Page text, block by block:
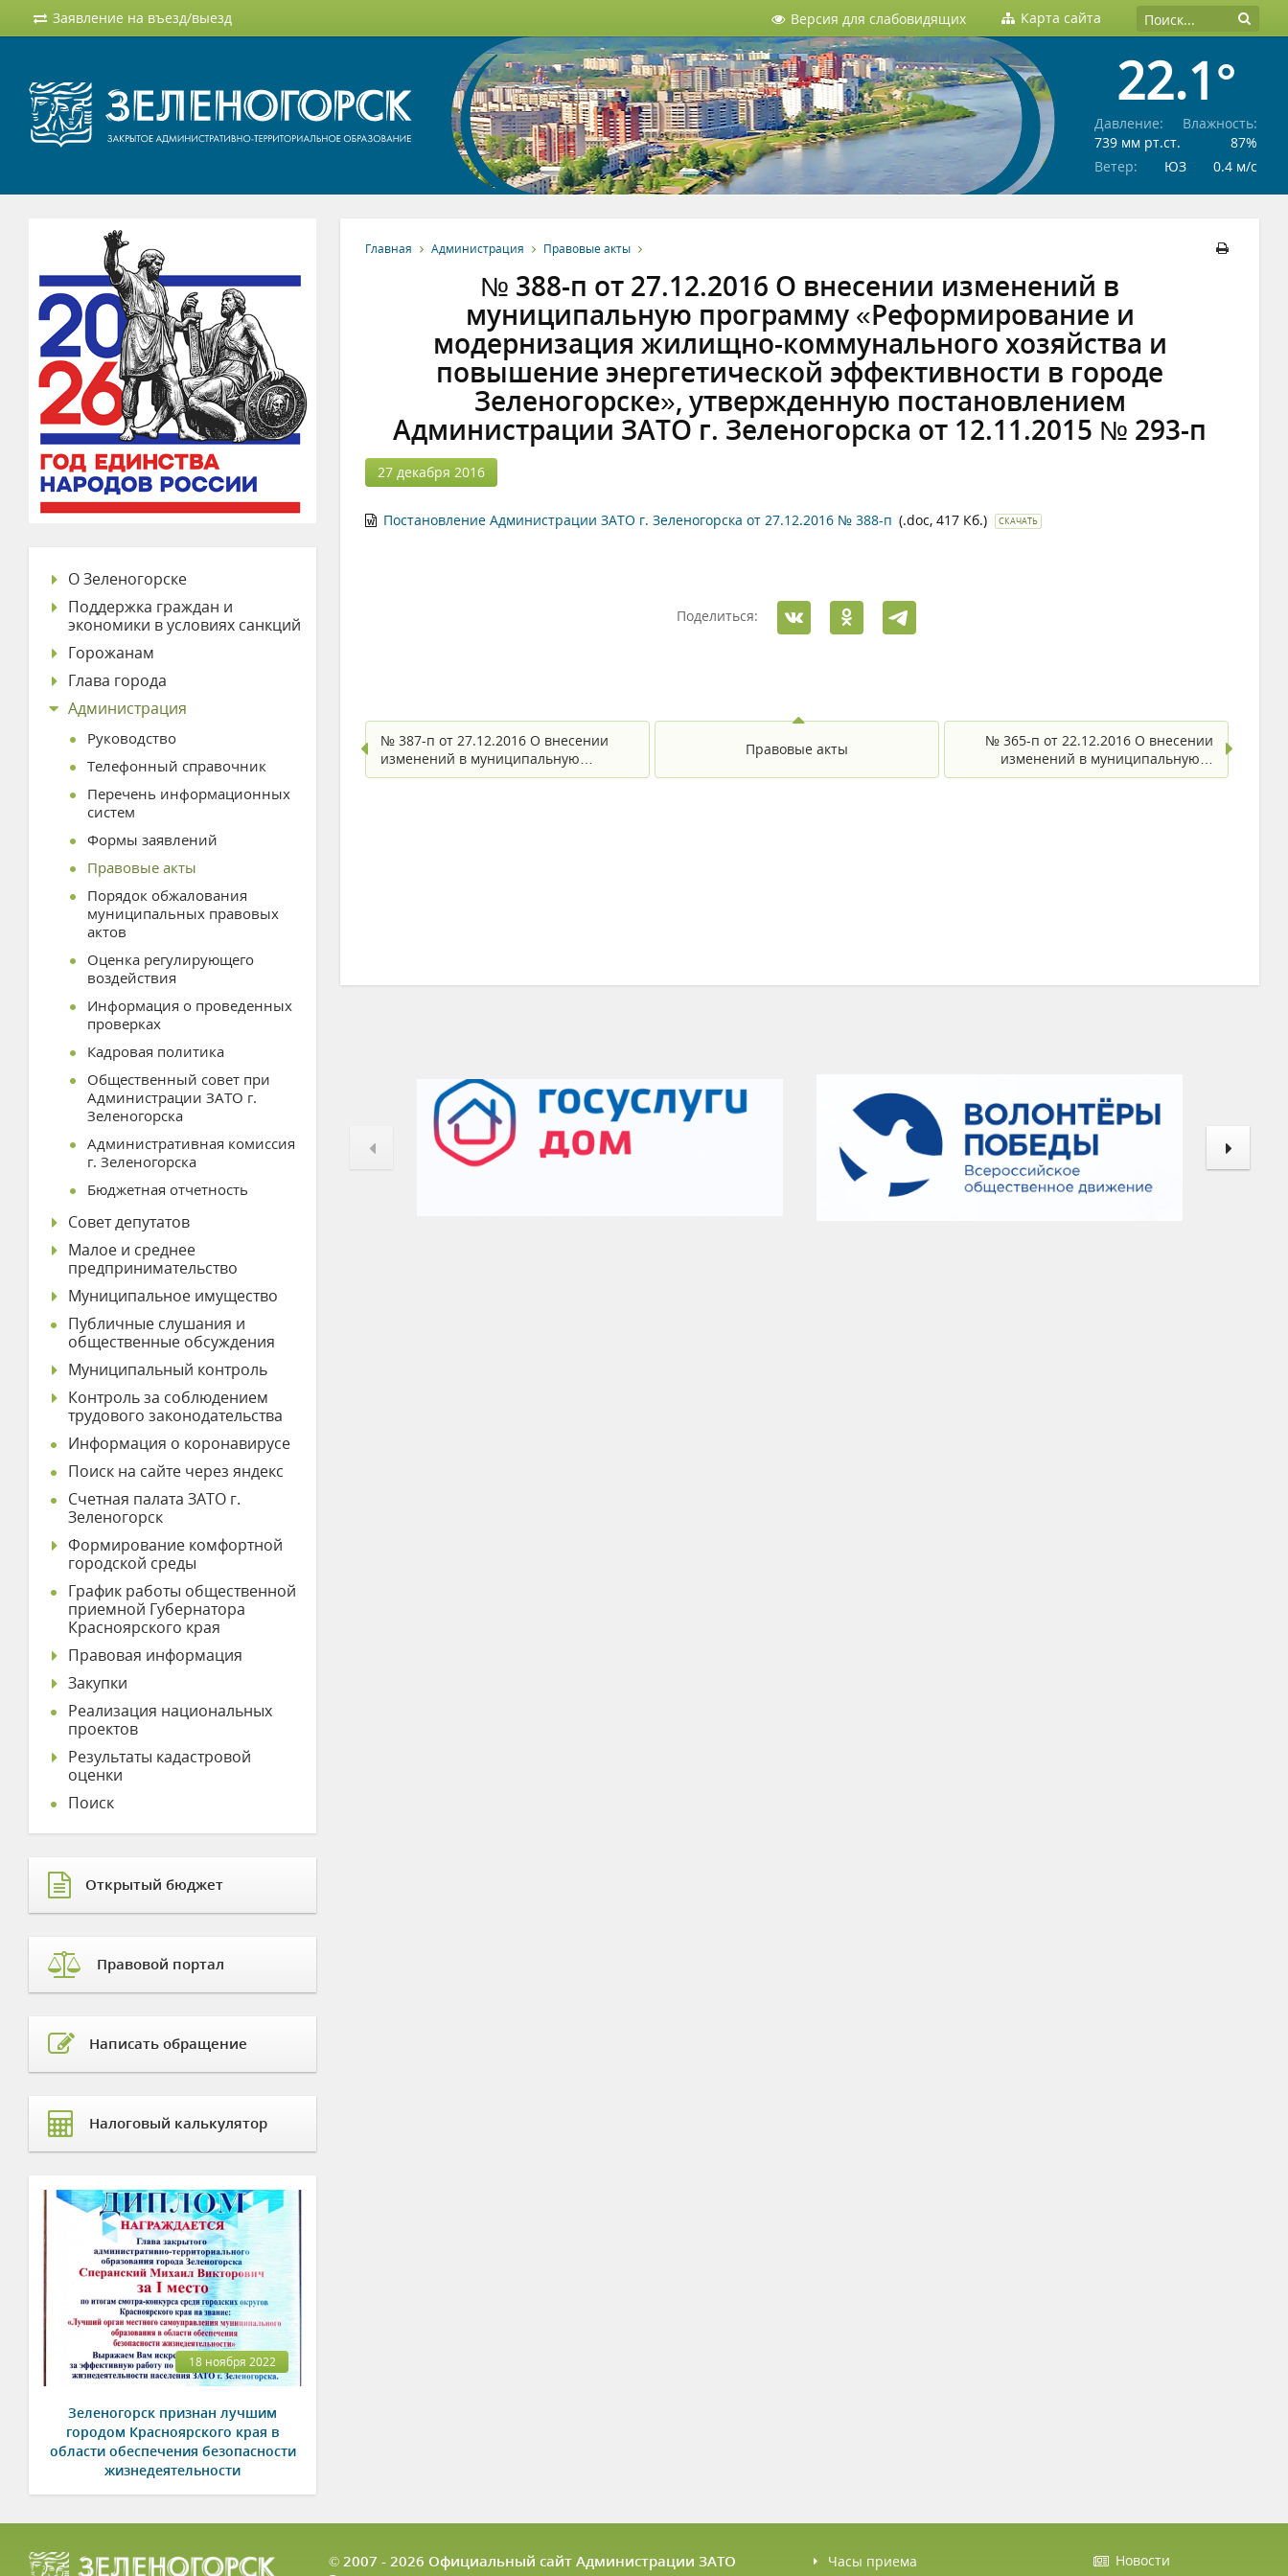
Заявление на въезд/выезд Версия для слабовидящих Карта сайта
22.1°
Давление:
739 мм рт.ст.
Влажность:
87%
Ветер:
ЮЗ 0.4 м/c
Главная Администрация Правовые акты
№ 388-п от 27.12.2016 О внесении изменений в
муниципальную программу «Реформирование и
модернизация жилищно-коммунального хозяйства и
повышение энергетической эффективности в городе
Зеленогорске», утвержденную постановлением
Администрации ЗАТО г. Зеленогорска от 12.11.2015 № 293-п
27 декабря 2016
Постановление Администрации ЗАТО г. Зеленогорска от 27.12.2016 № 388-п (.doc, 417 Кб.) СКАЧАТЬ
Поделиться:
№ 387-п от 27.12.2016 О внесении
изменений в муниципальную…
Правовые акты
№ 365-п от 22.12.2016 О внесении
изменений в муниципальную…
О Зеленогорске
Поддержка граждан и
экономики в условиях санкций
Горожанам
Глава города
Администрация
Руководство
Телефонный справочник
Перечень информационных
систем
Формы заявлений
Правовые акты
Порядок обжалования
муниципальных правовых
актов
Оценка регулирующего
воздействия
Информация о проведенных
проверках
Кадровая политика
Общественный совет при
Администрации ЗАТО г.
Зеленогорска
Административная комиссия
г. Зеленогорска
Бюджетная отчетность
Совет депутатов
Малое и среднее
предпринимательство
Муниципальное имущество
Публичные слушания и
общественные обсуждения
Муниципальный контроль
Контроль за соблюдением
трудового законодательства
Информация о коронавирусе
Поиск на сайте через яндекс
Счетная палата ЗАТО г.
Зеленогорск
Формирование комфортной
городской среды
График работы общественной
приемной Губернатора
Красноярского края
Правовая информация
Закупки
Реализация национальных
проектов
Результаты кадастровой
оценки
Поиск
Открытый бюджет
Правовой портал
Написать обращение
Налоговый калькулятор
18 ноября 2022
Зеленогорск признан лучшим
городом Красноярского края в
области обеспечения безопасности
жизнедеятельности
© 2007 - 2026 Официальный сайт Администрации ЗАТО
Часы приема Новости